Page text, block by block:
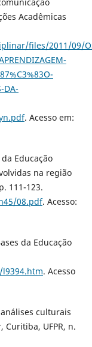
Acadêmicas
files/2011/09/
DA-
. Acesso em:
Educação
na região
111-123.
08.pdf. Acesso:
da Educação
. Acesso
culturais
Curitiba, UFPR, n.